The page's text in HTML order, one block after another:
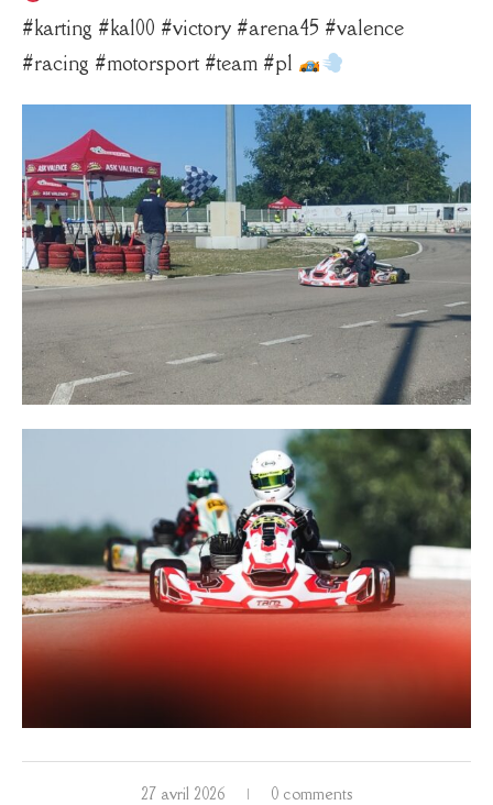
#karting #ka100 #victory #arena45 #valence
#racing #motorsport #team #p1
27 avril 2026 0 comments